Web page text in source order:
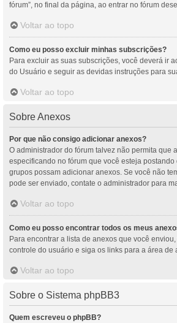
fórum”, no final da página, ao entrar no fórum
Voltar ao topo
Como eu posso excluir minhas subscrições?
Para excluir as suas subscrições, você deverá ir
do Usuário e seguir as devidas instruções para
Voltar ao topo
Sobre Anexos
Por que não consigo adicionar anexos?
O administrador do fórum talvez não permita que
especificando no fórum que você esteja
grupos possam adicionar anexos. Se você não
pode ser enviado, contate o administrador para
Voltar ao topo
Como eu posso encontrar todos os meus
Para encontrar a lista de anexos que você
controle do usuário e siga os links para a área de
Voltar ao topo
Sobre o Sistema phpBB3
Quem escreveu o phpBB?